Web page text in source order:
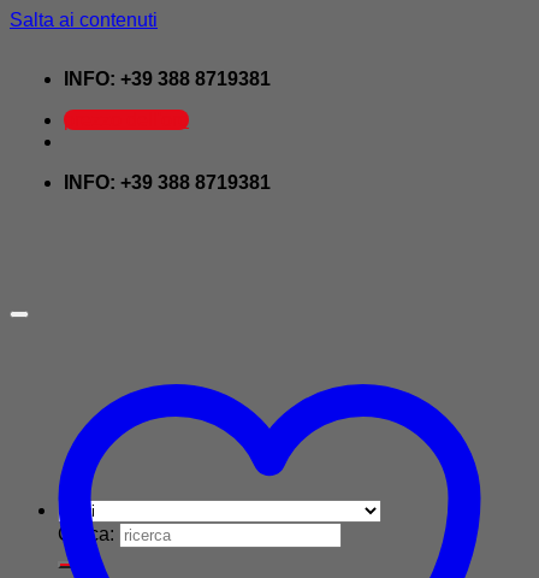
Salta ai contenuti
INFO: +39 388 8719381
prezzo dell'oro
INFO: +39 388 8719381
Cerca: